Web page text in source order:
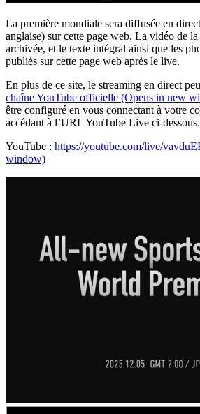
La première mondiale sera diffusée en
anglaise) sur cette page web. La vidéo de la
archivée, et le texte intégral ainsi que les
publiés sur cette page web après le live.
En plus de ce site, le streaming en direct
chaîne YouTube officielle (Opens in new
être configuré en vous connectant à votre
accédant à l’URL YouTube Live ci-dessous.
YouTube : https://youtube.com/live/
window)